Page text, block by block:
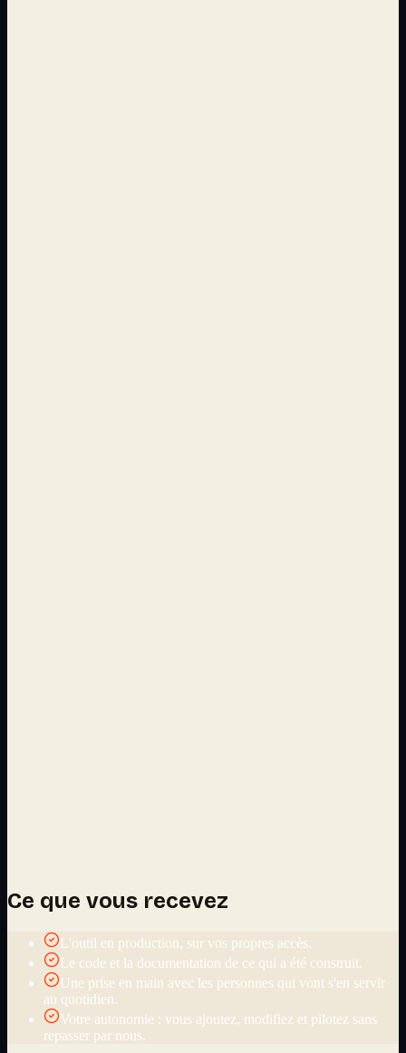
Ce que vous recevez
L'outil en production, sur vos propres accès.
Le code et la documentation de ce qui a été construit.
Une prise en main avec les personnes qui vont s'en servir
au quotidien.
Votre autonomie : vous ajoutez, modifiez et pilotez sans
repasser par nous.